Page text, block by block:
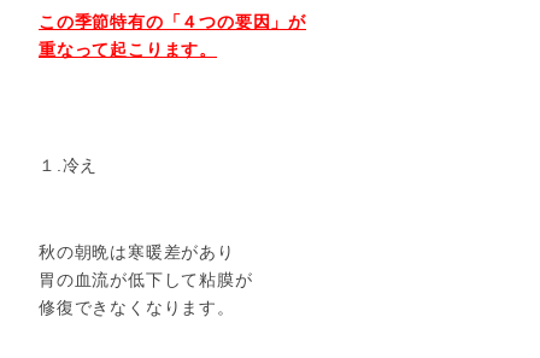
この季節特有の「４つの要因」が
重なって起こります。
１.冷え
秋の朝晩は寒暖差があり
胃の血流が低下して粘膜が
修復できなくなります。